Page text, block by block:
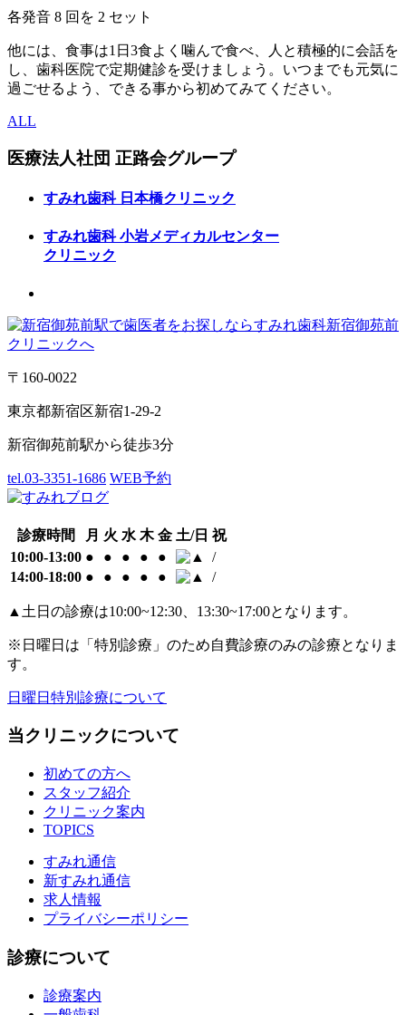
各発音 8 回を 2 セット
他には、食事は1日3食よく噛んで食べ、人と積極的に会話を
し、歯科医院で定期健診を受けましょう。いつまでも元気に
過ごせるよう、できる事から初めてみてください。
ALL
医療法人社団 正路会グループ
すみれ歯科 日本橋クリニック
すみれ歯科 小岩メディカルセンター
クリニック
〒160-0022
東京都新宿区新宿1-29-2
新宿御苑前駅から徒歩3分
tel.03-3351-1686 WEB予約
診療時間 月 火 水 木 金 土/日 祝
10:00-13:00 ● ● ● ● ●
/
14:00-18:00 ● ● ● ● ● /
▲ 土日の診療は10:00~12:30、13:30~17:00となります。
※日曜日は「特別診療」のため自費診療のみの診療となりま
す。
日曜日特別診療について
当クリニックについて
初めての方へ
スタッフ紹介
クリニック案内
TOPICS
すみれ通信
新すみれ通信
求人情報
プライバシーポリシー
診療について
診療案内